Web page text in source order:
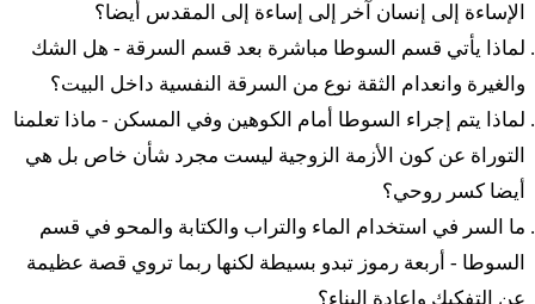
וַיְדַבֵּר יְדוָד אֶל מֹשֶׁה לֵּאמֹר׃
٢ تسَف إِت بْنيه يِسْرائيل فيشَلّْحو مِن هَمَّحَنِه كول تسارُوعَ
فْخول زاب فْخول طاميه لانافِش
ב
צַו אֶת בְּנֵי יִשְׂרָאֵל וִישַׁלְּחוּ מִן הַמַּחֲנֶה כָּל צָרוּעַ
וְכָל זָב וְכֹל טָמֵא לָנָפֶשׁ׃
الإساءة إلى إنسان آخر إلى إساءة إلى المقدس أيضا؟
لماذا يأتي قسم السوطا مباشرة بعد قسم السرقة - هل الشك
والغيرة وانعدام الثقة نوع من السرقة النفسية داخل البيت؟
لماذا يتم إجراء السوطا أمام الكوهين وفي المسكن - ماذا تعلمنا
التوراة عن كون الأزمة الزوجية ليست مجرد شأن خاص بل هي
أيضا كسر روحي؟
ما السر في استخدام الماء والتراب والكتابة والمحو في قسم
السوطا - أربعة رموز تبدو بسيطة لكنها ربما تروي قصة عظيمة
عن التفكيك وإعادة البناء؟